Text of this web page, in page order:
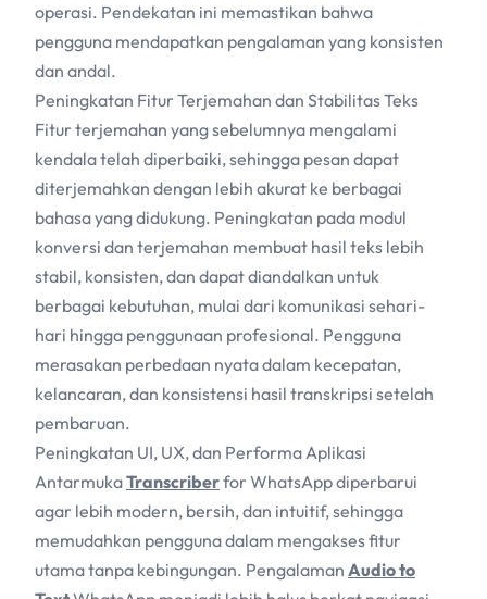
operasi. Pendekatan ini memastikan bahwa
pengguna mendapatkan pengalaman yang konsisten
dan andal.
Peningkatan Fitur Terjemahan dan Stabilitas Teks
Fitur terjemahan yang sebelumnya mengalami
kendala telah diperbaiki, sehingga pesan dapat
diterjemahkan dengan lebih akurat ke berbagai
bahasa yang didukung. Peningkatan pada modul
konversi dan terjemahan membuat hasil teks lebih
stabil, konsisten, dan dapat diandalkan untuk
berbagai kebutuhan, mulai dari komunikasi sehari-
hari hingga penggunaan profesional. Pengguna
merasakan perbedaan nyata dalam kecepatan,
kelancaran, dan konsistensi hasil transkripsi setelah
pembaruan.
Peningkatan UI, UX, dan Performa Aplikasi
AntarmukaTranscriberfor WhatsApp diperbarui
agar lebih modern, bersih, dan intuitif, sehingga
memudahkan pengguna dalam mengakses fitur
utama tanpa kebingungan. Pengalaman Audio to